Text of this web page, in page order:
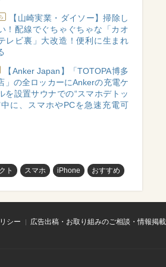
【山崎実業・ダイソー】掃除し
！配線でぐちゃぐちゃな「カオ
レビ裏」大改造！便利に生まれ
【Anker Japan】「TOTOPA博多
」の全ロッカーにAnkerの充電ケ
を設置サウナでの“スマホデトッ
中に、スマホやPCを急速充電可
ト スマホ iPhone おすすめ
シー
広告出稿・お取り組みのご相談・情報掲